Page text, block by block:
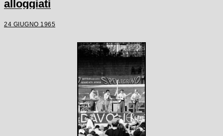
alloggiati
24 GIUGNO 1965